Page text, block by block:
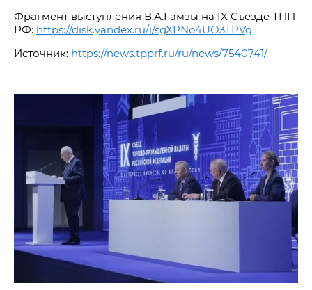
Фрагмент выступления В.А.Гамзы на IX Съезде ТПП
РФ: https://disk.yandex.ru/i/sgXPNo4UO3TPVg
Источник: https://news.tpprf.ru/ru/news/7540741/